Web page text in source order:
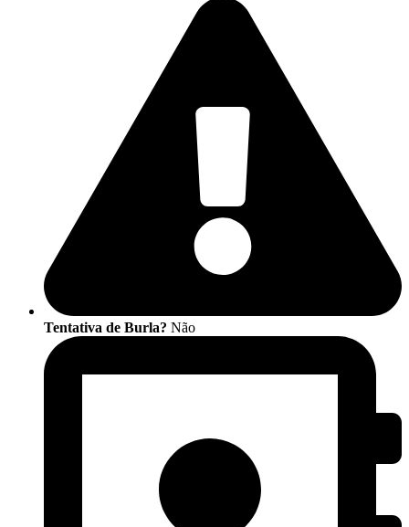
Tentativa de Burla? Não